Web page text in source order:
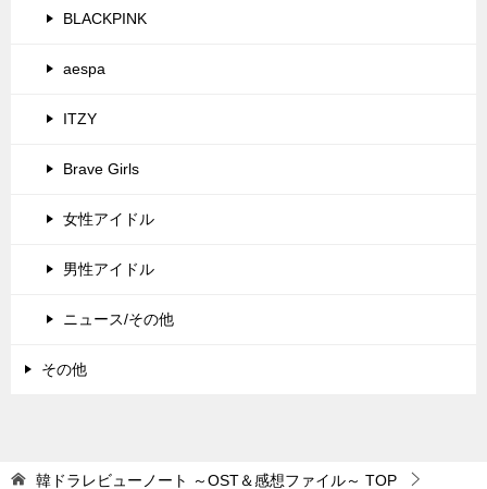
BLACKPINK
aespa
ITZY
Brave Girls
女性アイドル
男性アイドル
ニュース/その他
その他
韓ドラレビューノート ～OST＆感想ファイル～ TOP